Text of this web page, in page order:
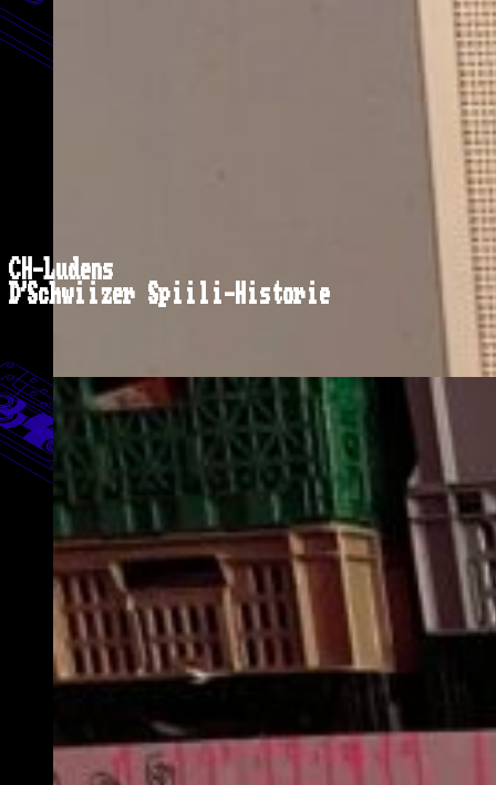
CH-Ludens
D'Schwiizer Spiili-Historie